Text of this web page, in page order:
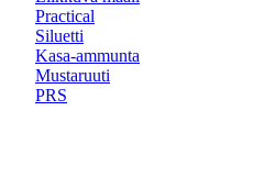
Practical
Siluetti
Kasa-ammunta
Mustaruuti
PRS